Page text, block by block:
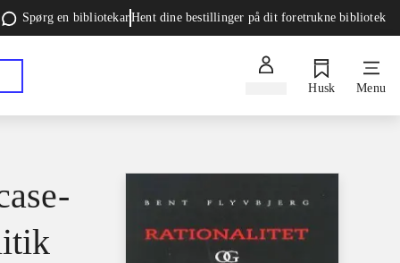
Spørg en bibliotekarHent dine bestillinger på dit foretrukne bibliotek
Husk Menu